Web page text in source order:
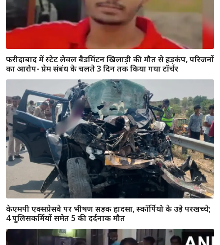
फरीदाबाद में स्टेट लेवल बैडमिंटन खिलाड़ी की मौत से हड़कंप, परिजनों
का आरोप- प्रेम संबंध के चलते 3 दिन तक किया गया टॉर्चर
केएमपी एक्सप्रेसवे पर भीषण सड़क हादसा, स्कॉर्पियो के उड़े परखच्चे;
4 पुलिसकर्मियों समेत 5 की दर्दनाक मौत